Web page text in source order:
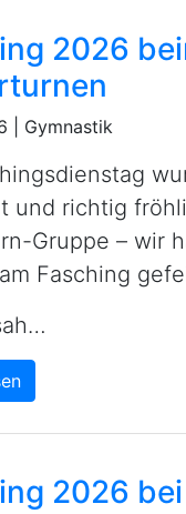
2026
Gymnastik
und richtig
Gruppe – wir
Fasching
2026